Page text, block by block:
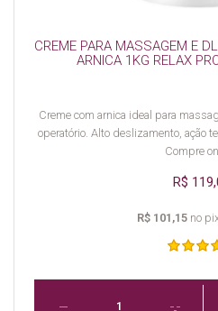
CREME PARA MASSAGEM E
ARNICA 1KG RELAX
Creme com arnica ideal para
operatório. Alto deslizamento, ação
Compre
R$
R$ 101,15 no